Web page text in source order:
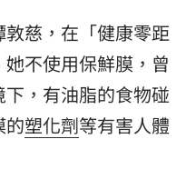
慈，在「健康零距
不使用保鮮膜，曾
，有油脂的食物碰
的塑化劑等有害人體